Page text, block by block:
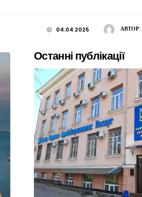
АВТОР:
04.04.2025
Останні публікації